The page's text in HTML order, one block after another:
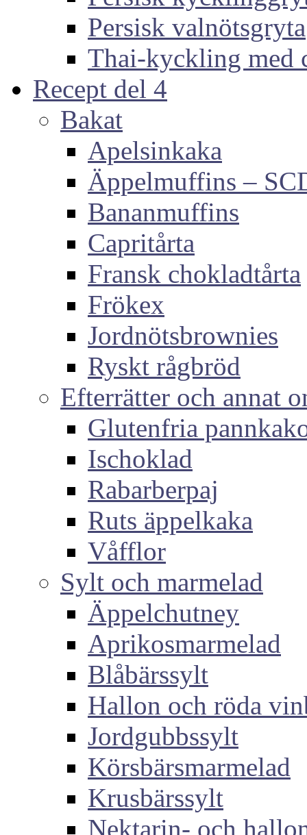
Persisk valnötsgryta
Thai-kyckling med
Recept del 4
Bakat
Apelsinkaka
Äppelmuffins –
Bananmuffins
Capritårta
Fransk chokladtårta
Frökex
Jordnötsbrownies
Ryskt rågbröd
Efterrätter och annat
Glutenfria
Ischoklad
Rabarberpaj
Ruts äppelkaka
Våfflor
Sylt och marmelad
Äppelchutney
Aprikosmarmelad
Blåbärssylt
Hallon och röda
Jordgubbssylt
Körsbärsmarmelad
Krusbärssylt
Nektarin- och